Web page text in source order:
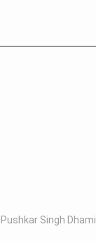
Pushkar Singh Dhami